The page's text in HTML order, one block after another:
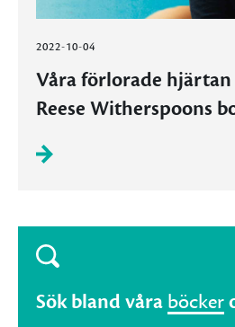
2022-10-04
Våra förlorade
Reese Witherspoons
Sök bland våra böcker